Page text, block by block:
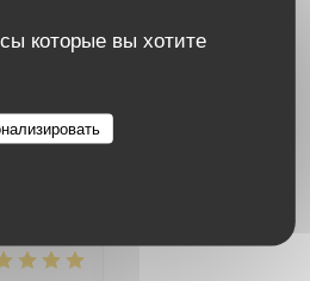
которые вы хотите
was
and would